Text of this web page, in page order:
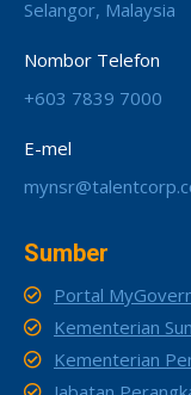
Selangor, Malaysia
Nombor Telefon
+603 7839 7000
E-mel
Sumber
Portal
Kementerian
Kementerian